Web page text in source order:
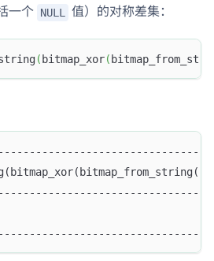
一个 NULL 值）的对称差集：
(bitmap_xor(